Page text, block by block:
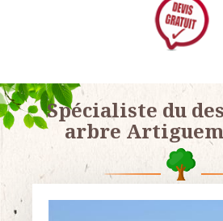
Spécialiste du
arbre